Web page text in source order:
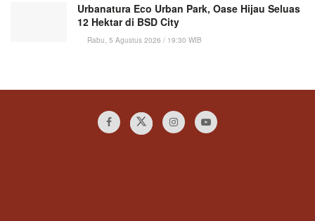
Urbanatura Eco Urban Park, Oase Hijau Seluas
12 Hektar di BSD City
Rabu, 5 Agustus 2026 / 19:30 WIB